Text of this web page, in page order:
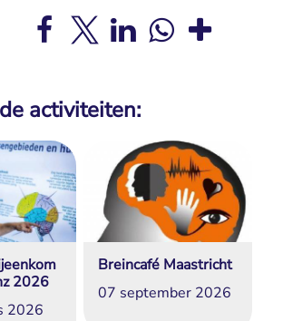
activiteiten:
2026
2026
Breincafé Maastricht
07 september 2026